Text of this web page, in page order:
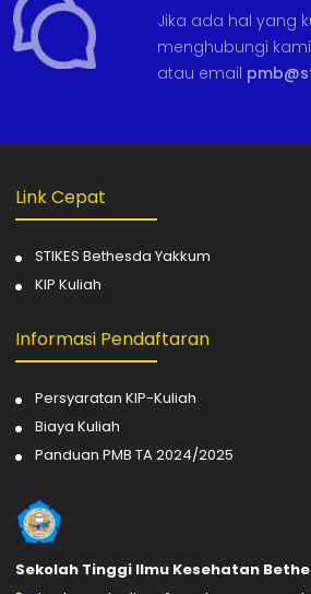
Jika ada hal yang
menghubungi
atau email
Link Cepat
STIKES Bethesda Yakkum
KIP Kuliah
Informasi Pendaftaran
Persyaratan KIP-Kuliah
Biaya Kuliah
Panduan PMB TA 2024/2025
Sekolah Tinggi Ilmu Kesehatan